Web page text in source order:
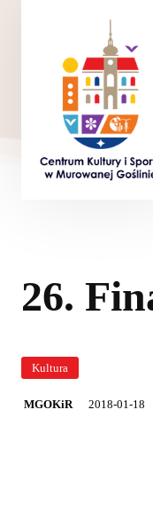
26.
Kultura
MGOKiR 2018-01-18